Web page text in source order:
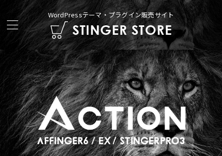
WordPressテーマ・プラグイン販売サイト